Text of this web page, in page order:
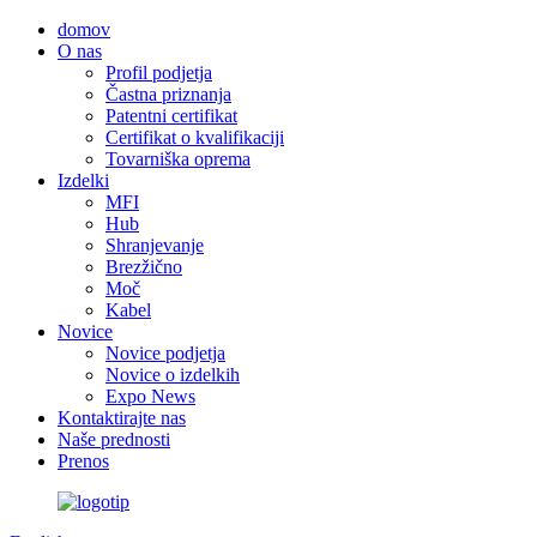
domov
O nas
Profil podjetja
Častna priznanja
Patentni certifikat
Certifikat o kvalifikaciji
Tovarniška oprema
Izdelki
MFI
Hub
Shranjevanje
Brezžično
Moč
Kabel
Novice
Novice podjetja
Novice o izdelkih
Expo News
Kontaktirajte nas
Naše prednosti
Prenos